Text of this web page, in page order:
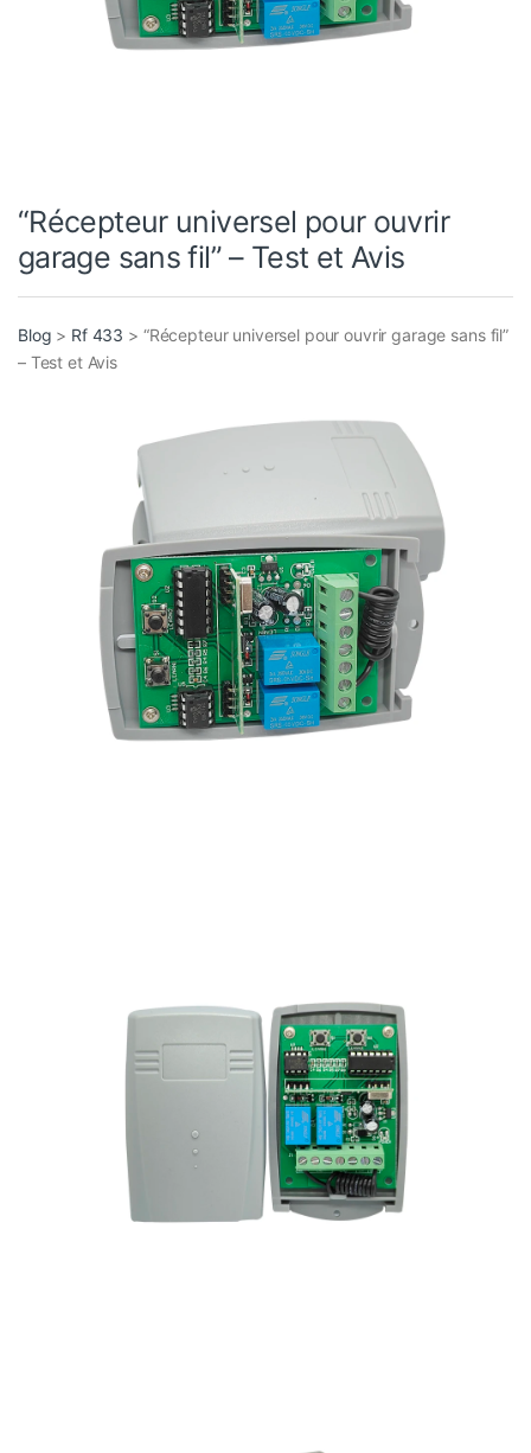
“Récepteur universel pour ouvrir
garage sans fil” – Test et Avis
Blog > Rf 433 > “Récepteur universel pour ouvrir garage sans fil”
– Test et Avis